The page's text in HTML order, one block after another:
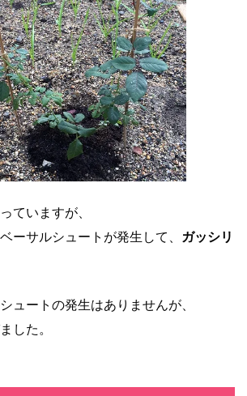
ていますが、
ーサルシュートが発生して、
ガッシリ
ュートの発生はありませんが、
した。